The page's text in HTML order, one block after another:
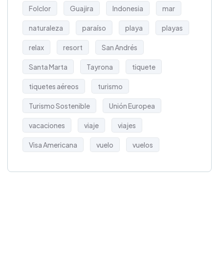
Folclor Guajira Indonesia mar
naturaleza paraíso playa playas
relax resort San Andrés
Santa Marta Tayrona tiquete
tiquetes aéreos turismo
Turismo Sostenible Unión Europea
vacaciones viaje viajes
Visa Americana vuelo vuelos